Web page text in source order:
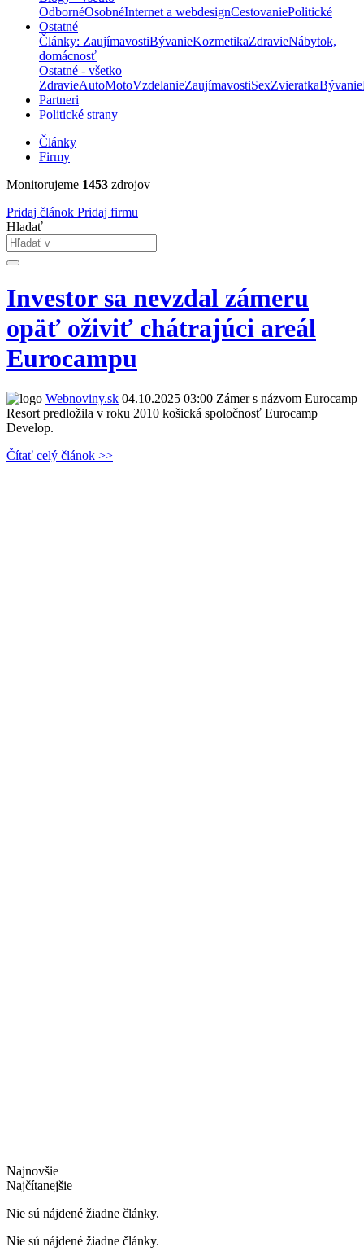
OdbornéOsobnéInternet a webdesignCestovaniePolitické
Ostatné
Články: ZaujímavostiBývanieKozmetikaZdravieNábytok,
domácnosť
Ostatné - všetko
ZdravieAutoMotoVzdelanieZaujímavostiSexZvieratkaBývanie
Partneri
Politické strany
Články
Firmy
Monitorujeme 1453 zdrojov
Pridaj článok Pridaj firmu
Hladať
Investor sa nevzdal zámeru
opäť oživiť chátrajúci areál
Eurocampu
Webnoviny.sk 04.10.2025 03:00 Zámer s názvom Eurocamp
Resort predložila v roku 2010 košická spoločnosť Eurocamp
Develop.
Čítať celý článok >>
Najnovšie
Najčítanejšie
Nie sú nájdené žiadne články.
Nie sú nájdené žiadne články.